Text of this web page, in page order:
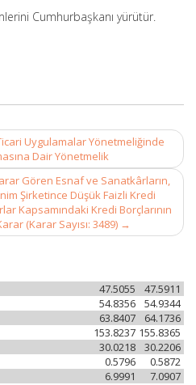
Cumhurbaşkanı yürütür.
Uygulamalar Yönetmeliğinde
Dair Yönetmelik
Gören Esnaf ve Sanatkârların,
Şirketince Düşük Faizli Kredi
Kapsamındaki Kredi Borçlarının
(Karar Sayısı: 3489) →
47.5911
47.5055
54.9344
54.8356
64.1736
63.8407
155.8365
153.8237
30.2206
30.0218
0.5872
0.5796
7.0907
6.9991